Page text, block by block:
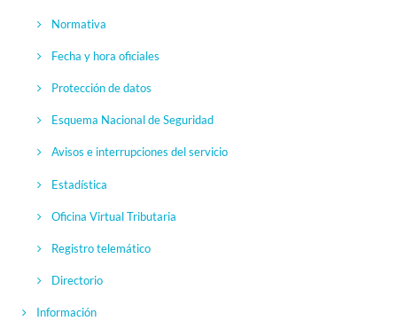
Normativa
Fecha y hora oficiales
Protección de datos
Esquema Nacional de Seguridad
Avisos e interrupciones del servicio
Estadística
Oficina Virtual Tributaria
Registro telemático
Directorio
Información